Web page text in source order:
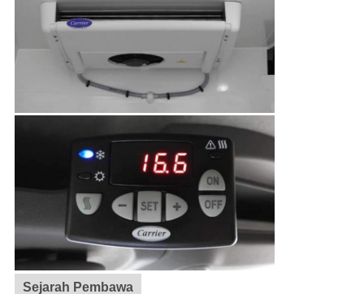
Sejarah Pembawa